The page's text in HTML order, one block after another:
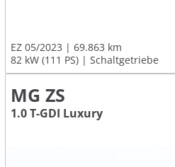
EZ 05/2023
69.863 km
82 kW (111 PS)
Schaltgetriebe
MG ZS
1.0 T-GDI Luxury